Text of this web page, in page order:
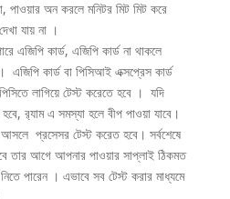
পাওয়ার অন করলে মনিটর মিট মিট করে
যায় না ।
এজিপি কার্ড, এজিপি কার্ড না থাকলে
এজিপি কার্ড বা পিসিআই এক্সপ্রেস কার্ড
লাগিয়ে টেস্ট করেতে হবে । যদি
র‌্যাম এ সমস্যা হলে বীপ পাওয়া যাবে।
প্রসেসর টেস্ট করেত হবে। সর্বশেষে
তার আগে আপনার পাওয়ার সাপ্লাই ঠিকমত
পারেন । এভাবে সব টেস্ট করার মাধ্যমে